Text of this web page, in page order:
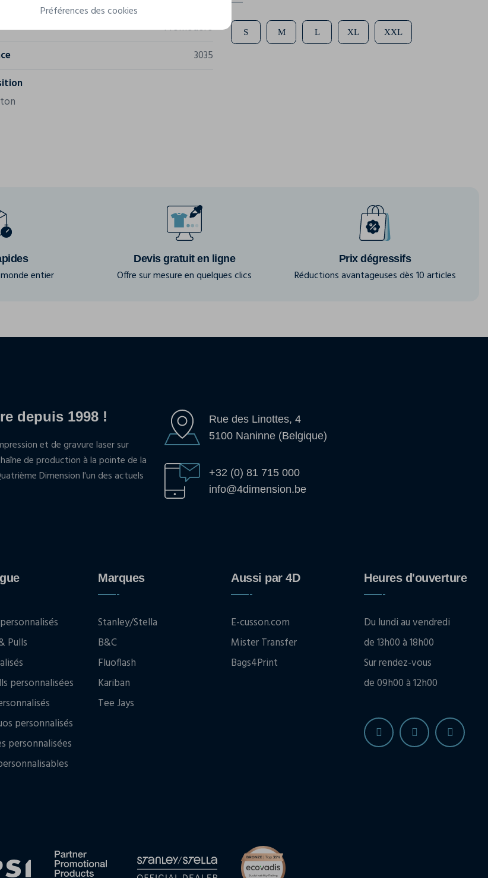
Promodoro
3035
S M L XL XXL
entier
Devis gratuit en ligne
Offre sur mesure en quelques clics
Prix dégressifs
Réductions avantageuses dès 10 articles
depuis 1998 !
et de gravure laser sur
de production à la pointe de la
Dimension l'un des actuels
Rue des Linottes, 4
5100 Naninne (Belgique)
+32 (0) 81 715 000
info@4dimension.be
Pulls
personnalisées
personnalisés
personnalisées
Marques
Stanley/Stella
B&C
Fluoflash
Kariban
Tee Jays
Aussi par 4D
E-cusson.com
Mister Transfer
Bags4Print
Heures d'ouverture
Du lundi au vendredi
de 13h00 à 18h00
Sur rendez-vous
de 09h00 à 12h00
Préférences des cookies